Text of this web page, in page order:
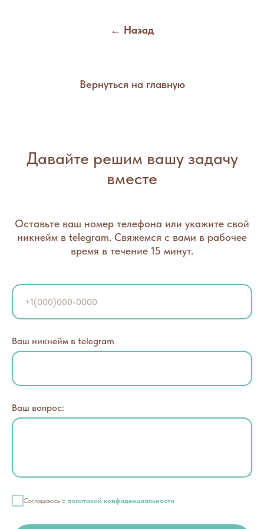
← Назад
Вернуться на главную
Давайте решим вашу задачу
вместе
Оставьте ваш номер телефона или укажите свой
никнейм в telegram. Свяжемся с вами в рабочее
время в течение 15 минут.
Ваш никнейм в telegram
Ваш вопрос:
Соглашаюсь с политикой конфиденциальности